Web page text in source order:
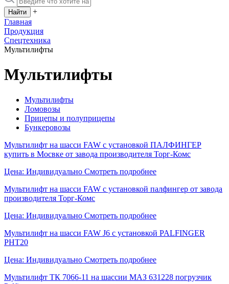
+
Главная
Продукция
Спецтехника
Мультилифты
Мультилифты
Мультилифты
Ломовозы
Прицепы и полуприцепы
Бункеровозы
Мультилифт на шасси FAW с уcтановкой ПАЛФИНГЕР
купить в Мосвке от завода производителя Торг-Комс
Цена: Индивидуально Смотреть подробнее
Мультилифт на шасси FAW с уcтановкой палфингер от завода
производителя Торг-Комс
Цена: Индивидуально Смотреть подробнее
Мультилифт на шасси FAW J6 с уcтановкой PALFINGER
PHT20
Цена: Индивидуально Смотреть подробнее
Мультилифт ТК 7066-11 на шассии МАЗ 631228 погрузчик